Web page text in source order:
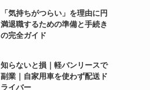
「気持ちがつらい」を理由に円
満退職するための準備と手続き
の完全ガイド
知らないと損｜軽バンリースで
副業｜自家用車を使わず配送ド
ライバー